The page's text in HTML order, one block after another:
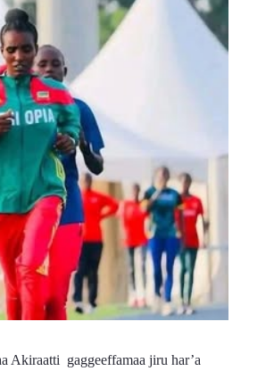
gaggeeffamaa jiru har’a